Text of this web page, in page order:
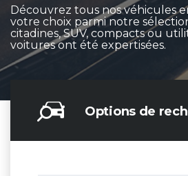
Découvrez tous nos véhicules
votre choix parmi notre
citadines, SUV, compacts ou
voitures ont été expertisées.
Options de